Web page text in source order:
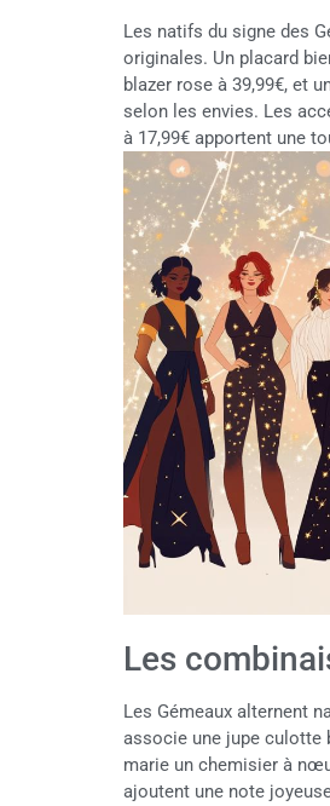
Les natifs du signe des
originales. Un placard
blazer rose à 39,99€, et
selon les envies. Les
à 17,99€ apportent une
Les
Les Gémeaux alternent
associe une jupe culotte
marie un chemisier à
ajoutent une note